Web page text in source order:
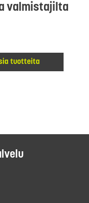
valmistajilta
tuotteita